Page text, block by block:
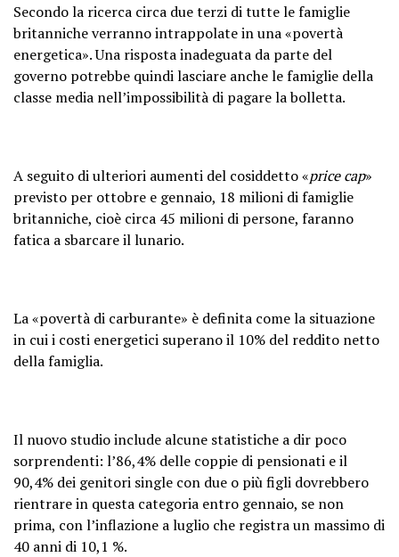
Secondo la ricerca circa due terzi di tutte le famiglie
britanniche verranno intrappolate in una «povertà
energetica». Una risposta inadeguata da parte del
governo potrebbe quindi lasciare anche le famiglie della
classe media nell’impossibilità di pagare la bolletta.
A seguito di ulteriori aumenti del cosiddetto «price cap»
previsto per ottobre e gennaio, 18 milioni di famiglie
britanniche, cioè circa 45 milioni di persone, faranno
fatica a sbarcare il lunario.
La «povertà di carburante» è definita come la situazione
in cui i costi energetici superano il 10% del reddito netto
della famiglia.
Il nuovo studio include alcune statistiche a dir poco
sorprendenti: l’86,4% delle coppie di pensionati e il
90,4% dei genitori single con due o più figli dovrebbero
rientrare in questa categoria entro gennaio, se non
prima, con l’inflazione a luglio che registra un massimo di
40 anni di 10,1 %.